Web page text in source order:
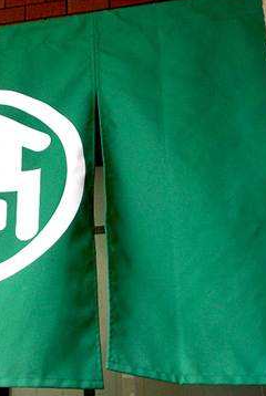
オリジナル風呂敷